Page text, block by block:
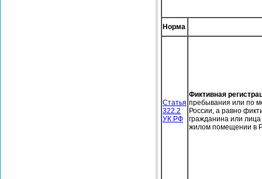
Норма
Статья
322.2
УК РФ
Фиктивная
пребывания или по
России, а равно
гражданина или лица
жилом помещении в